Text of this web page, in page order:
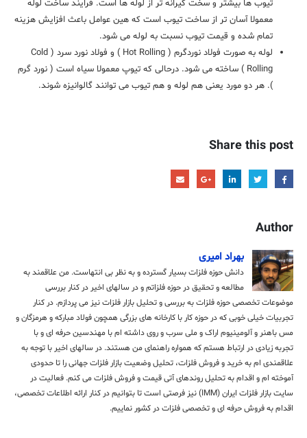
تیوب ها بیشتر و سخت گیرانه تر از لوله ها است. فرایند ساخت لوله
معمولا آسان تر از ساخت تیوب است که هین عوامل باعث افزایش هزینه
تمام شده و قیمت تیوب نسبت به لوله می شود.
لوله به صورت فولاد نوردگرم ( Hot Rolling ) و فولاد نورد سرد ( Cold
Rolling ) ساخته می شود. درحالی که تیوپ معمولا سیاه است ( نورد گرم
). هر دو مورد یعنی هم لوله و هم تیوب می توانند گالوانیزه شوند.
Share this post
Author
بهراد امیری
دانش حوزه فلزات بسیار گسترده و به نظر بی انتهاست. من علاقمند به
مطالعه و تحقیق در حوزه فلزاتم و در سالهای اخیر در کنار بررسی
موضوعات تخصصی حوزه فلزات به بررسی و تحلیل بازار فلزات نیز می پردازم. در کنار
تجربیات خیلی خوبی که در حوزه کار با کارخانه های بزرگی همچون فولاد مبارکه و هرمزگان و
مس باهنر و آلومینیوم اراک و ملی سرب و روی داشته ام با مهندسین حرفه ای و با
تجربه زیادی در ارتباط هستم که همواره راهنمای من هستند. در سالهای اخیر با توجه به
علاقمندی ام به خرید و فروش فلزات، تحلیل وضعیت بازار فلزات جهانی را تا حدودی
آموخته ام و اقدام به تحلیل روندهای آتی قیمت و فروش فلزات می کنم. فعالیت در
سایت بازار فلزات ایران (IMM) نیز فرصتی است تا بتوانیم در کنار ارائه اطلاعات تخصصی،
اقدام به فروش حرفه ای و تخصصی فلزات در کشور نماییم.